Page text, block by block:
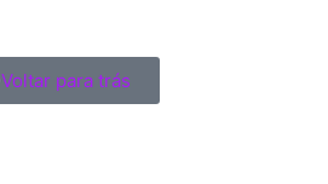
Voltar para trás